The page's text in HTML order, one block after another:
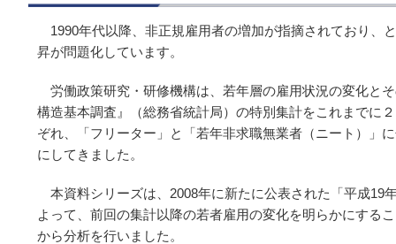
1990年代以降、非正規雇用者の増加が指摘されており、
昇が問題化しています。
労働政策研究・研修機構は、若年層の雇用状況の変化と
構造基本調査』（総務省統計局）の特別集計をこれまでに
ぞれ、「フリーター」と「若年非求職無業者（ニート）」
にしてきました。
本資料シリーズは、2008年に新たに公表された「平成19
よって、前回の集計以降の若者雇用の変化を明らかにする
から分析を行いました。